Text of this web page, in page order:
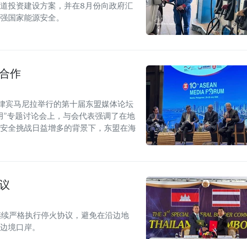
投资建设方案，并在8月份向政府汇
国家能源安全。
作
宾马尼拉举行的第十届东盟媒体论坛
专题讨论会上，与会代表强调了在地
全挑战日益增多的背景下，东盟在海
严格执行停火协议，避免在沿边地
境口岸。